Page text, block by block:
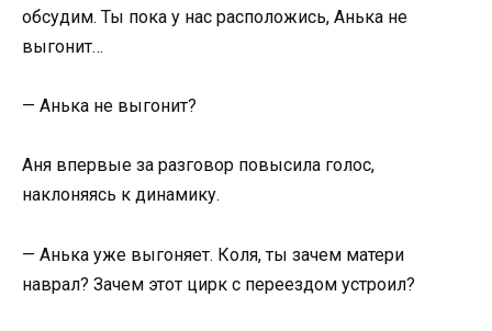
обсудим. Ты пока у нас расположись, Анька не
выгонит…
— Анька не выгонит?
Аня впервые за разговор повысила голос,
наклоняясь к динамику.
— Анька уже выгоняет. Коля, ты зачем матери
наврал? Зачем этот цирк с переездом устроил?